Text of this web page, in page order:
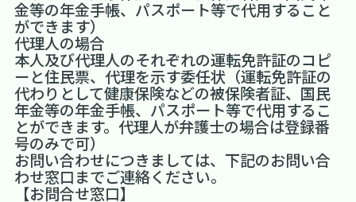
金等の年金手帳、パスポート等で代用すること
ができます）
代理人の場合
本人及び代理人のそれぞれの運転免許証のコピ
ーと住民票、代理を示す委任状（運転免許証の
代わりとして健康保険などの被保険者証、国民
年金等の年金手帳、パスポート等で代用するこ
とができます。代理人が弁護士の場合は登録番
号のみで可）
お問い合わせにつきましては、下記のお問い合
わせ窓口までご連絡ください。
【お問合せ窓口】